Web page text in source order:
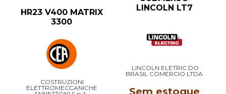
HR23 V400 MATRIX
3300
COSTRUZIONI
ELETTROMECCANICHE
LINCOLN LT7
LINCOLN ELETRIC DO
BRASIL COMERCIO LTDA
Sem estoque